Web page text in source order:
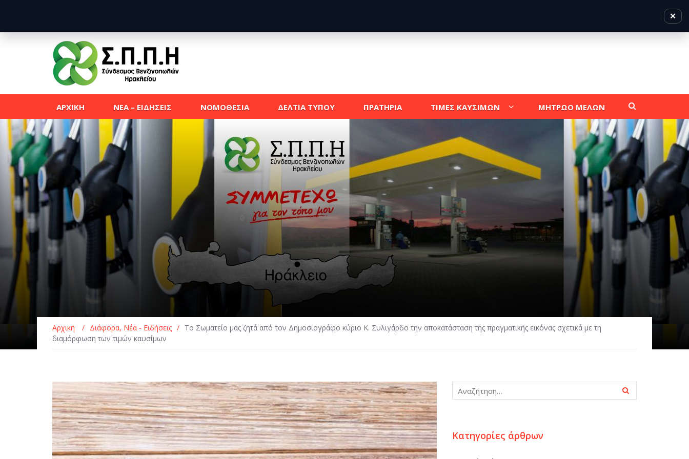
ΑΡΧΙΚΗ ΝΕΑ – ΕΙΔΗΣΕΙΣ ΝΟΜΟΘΕΣΙΑ ΔΕΛΤΙΑ ΤΥΠΟΥ ΠΡΑΤΗΡΙΑ ΤΙΜΕΣ ΚΑΥΣΙΜΩΝ ΜΗΤΡΩΟ ΜΕΛΩΝ
Αρχική / Διάφορα, Νέα - Ειδήσεις / Το Σωματείο μας ζητά από τον Δημοσιογράφο κύριο Κ. Συλιγάρδο την αποκατάσταση της πραγματικής εικόνας σχετικά με τη
διαμόρφωση των τιμών καυσίμων
Κατηγορίες άρθρων
✕